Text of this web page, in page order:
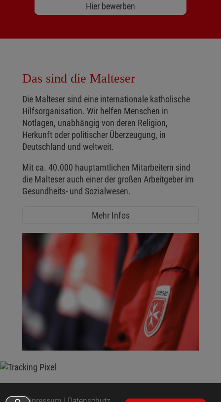
Hier bewerben
Das sind die Malteser
Die Malteser sind eine internationale katholische
Hilfsorganisation. Wir helfen Menschen in
Notlagen, unabhängig von deren Religion,
Herkunft oder politischer Überzeugung, in
Deutschland und weltweit.
Mit ca. 40.000 hauptamtlichen Mitarbeitern sind
die Malteser auch einer der großen Arbeitgeber im
Gesundheits- und Sozialwesen.
Mehr Infos